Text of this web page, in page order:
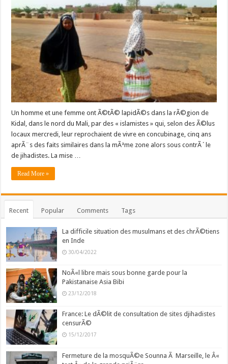
lapidÃ©
par
des
islamistes
dans
nord
Mali
Un homme et une femme ont Ã©tÃ© lapidÃ©s dans la rÃ©gion de
Kidal, dans le nord du Mali, par des « islamistes » qui, selon des Ã©lus
locaux mercredi, leur reprochaient de vivre en concubinage, cinq ans
aprÃ¨s des faits similaires dans la mÃªme zone alors sous contrÃ´le
de jihadistes. La mise …
Read More »
Recent Popular Comments Tags
La difficile situation des musulmans et des chrÃ©tiens
en Inde
30/04/2022
NoÃ«l libre mais sous bonne garde pour la
Pakistanaise Asia Bibi
23/12/2018
France: Le dÃ©lit de consultation de sites djihadistes
censurÃ©
15/12/2017
Fermeture de la mosquÃ©e Sounna Ã Marseille, le Â«